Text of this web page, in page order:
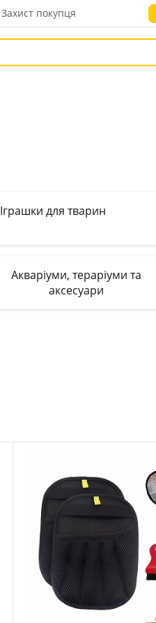
Захист покупця
Іграшки для тварин
Акваріуми, тераріуми та
аксесуари